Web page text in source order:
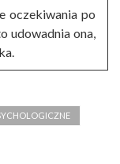
oczekiwania po
udowadnia ona,